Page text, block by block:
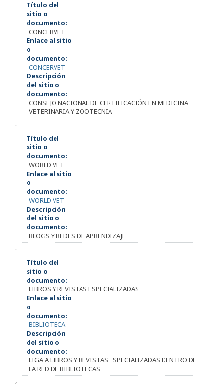
Título del
sitio o
documento:
CONCERVET
Enlace al sitio
o
documento:
CONCERVET
Descripción
del sitio o
documento:
CONSEJO NACIONAL DE CERTIFICACIÓN EN MEDICINA
VETERINARIA Y ZOOTECNIA
,
Título del
sitio o
documento:
WORLD VET
Enlace al sitio
o
documento:
WORLD VET
Descripción
del sitio o
documento:
BLOGS Y REDES DE APRENDIZAJE
,
Título del
sitio o
documento:
LIBROS Y REVISTAS ESPECIALIZADAS
Enlace al sitio
o
documento:
BIBLIOTECA
Descripción
del sitio o
documento:
LIGA A LIBROS Y REVISTAS ESPECIALIZADAS DENTRO DE
LA RED DE BIBLIOTECAS
,